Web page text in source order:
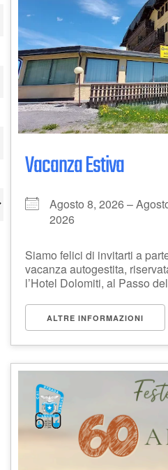
Vacanza Estiva
Agosto 8, 2026 –
2026
Siamo felici di invitarti a
vacanza autogestita,
l’Hotel Dolomiti, al Passo
ALTRE INFORMAZIONI